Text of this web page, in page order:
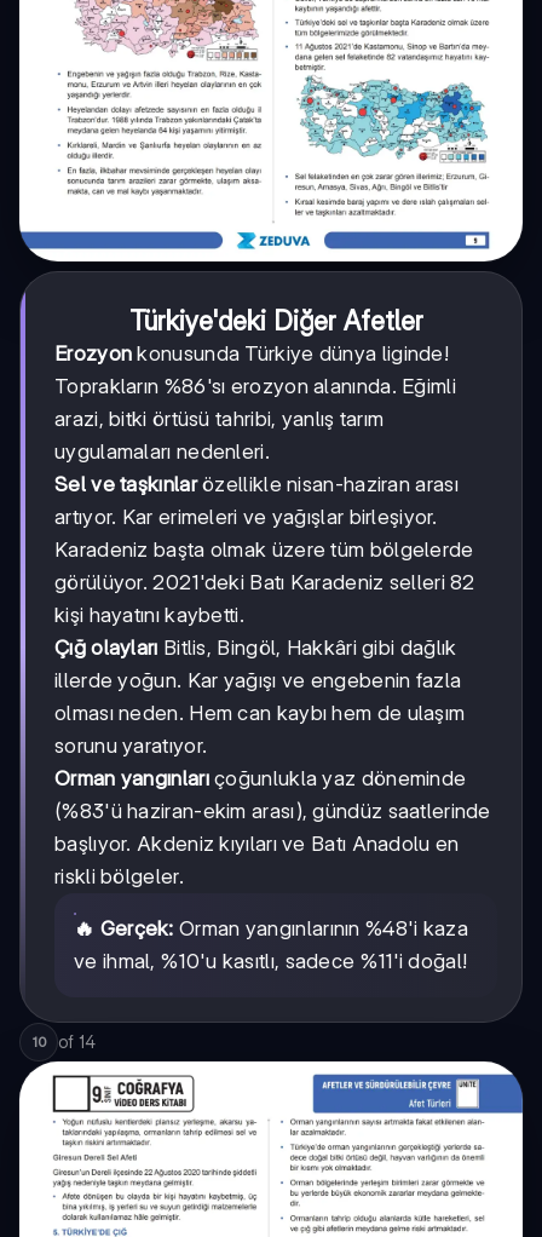
Türkiye'deki Diğer Afetler
Erozyon konusunda Türkiye dünya liginde!
Toprakların %86'sı erozyon alanında. Eğimli
arazi, bitki örtüsü tahribi, yanlış tarım
uygulamaları nedenleri.
Sel ve taşkınlarözellikle nisan-haziran arası
artıyor. Kar erimeleri ve yağışlar birleşiyor.
Karadeniz başta olmak üzere tüm bölgelerde
görülüyor. 2021'deki Batı Karadeniz selleri 82
kişi hayatını kaybetti.
Çığ olayları Bitlis, Bingöl, Hakkâri gibi dağlık
illerde yoğun. Kar yağışı ve engebenin fazla
olması neden. Hem can kaybı hem de ulaşım
sorunu yaratıyor.
Orman yangınlarıçoğunlukla yaz döneminde
(%83'ü haziran-ekim arası), gündüz saatlerinde
başlıyor. Akdeniz kıyıları ve Batı Anadolu en
riskli bölgeler.
🔥 Gerçek: Orman yangınlarının %48'i kaza
ve ihmal, %10'u kasıtlı, sadece %11'i doğal!
10 of 14